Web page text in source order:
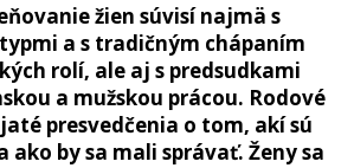
žien súvisí najmä s
a s tradičným chápaním
rolí, ale aj s predsudkami
a mužskou prácou. Rodové
presvedčenia o tom, akí sú
ako by sa mali správať. Ženy sa